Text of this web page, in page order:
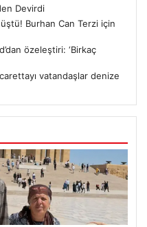
Devirdi
Burhan Can Terzi için
özeleştiri: ‘Birkaç
vatandaşlar denize